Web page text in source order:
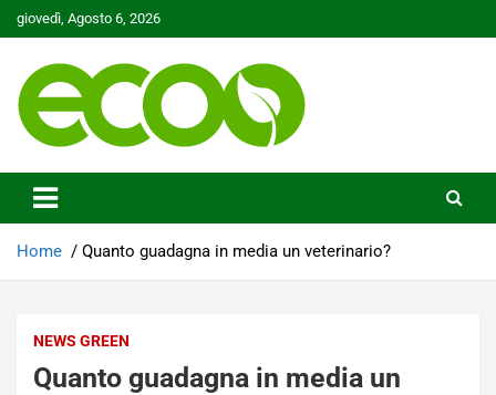
Skip
to
giovedì, Agosto 6, 2026
Ecoo.it
Home Quanto guadagna in media un veterinario?
NEWS GREEN
Quanto guadagna in media un